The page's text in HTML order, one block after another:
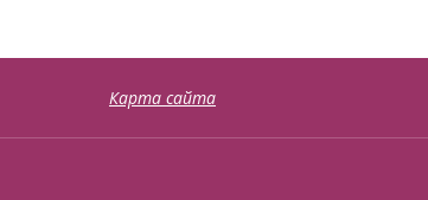
Карта сайта